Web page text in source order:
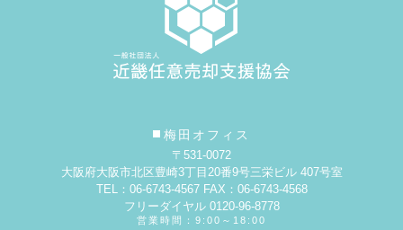
梅田オフィス
〒531-0072
大阪府大阪市北区豊崎3丁目20番9号三栄ビル 407号室
TEL：06-6743-4567 FAX：06-6743-4568
フリーダイヤル 0120-96-8778
営業時間：9:00～18:00